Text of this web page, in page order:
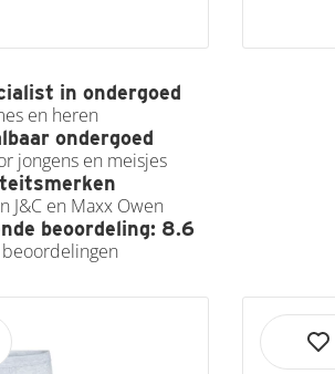
in ondergoed
en heren
ondergoed
jongens en meisjes
J&C en Maxx Owen
beoordeling: 8.6